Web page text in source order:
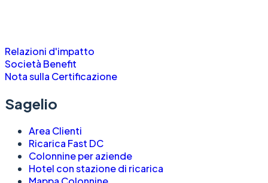
Relazioni d'impatto
Società Benefit
Nota sulla Certificazione
Sagelio
Area Clienti
Ricarica Fast DC
Colonnine per aziende
Hotel con stazione di ricarica